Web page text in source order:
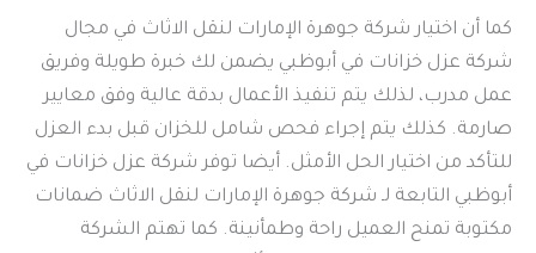
كما أن اختيار شركة جوهرة الإمارات لنقل الاثاث في مجال
شركة عزل خزانات في أبوظبي يضمن لك خبرة طويلة وفريق
عمل مدرب، لذلك يتم تنفيذ الأعمال بدقة عالية وفق معايير
صارمة. كذلك يتم إجراء فحص شامل للخزان قبل بدء العزل
للتأكد من اختيار الحل الأمثل. أيضا توفر شركة عزل خزانات في
أبوظبي التابعة لـ شركة جوهرة الإمارات لنقل الاثاث ضمانات
مكتوبة تمنح العميل راحة وطمأنينة. كما تهتم الشركة